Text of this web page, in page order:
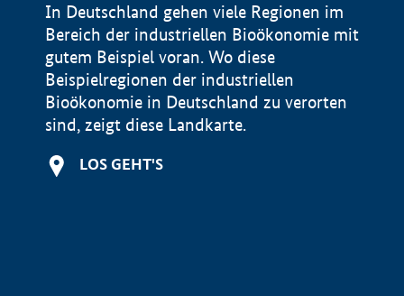
In Deutschland gehen viele Regionen im
Bereich der industriellen Bioökonomie mit
gutem Beispiel voran. Wo diese
Beispielregionen der industriellen
Bioökonomie in Deutschland zu verorten
sind, zeigt diese Landkarte.
LOS GEHT'S